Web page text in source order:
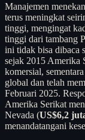
Manajemen
terus meningkat
tinggi, mengingat
tinggi dari tambang
ini tidak bisa dibaca
sejak 2015 Amerika
komersial,
global dan telah
Februari 2025.
Amerika Serikat
Nevada (US$6,2
menandatangani